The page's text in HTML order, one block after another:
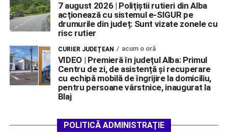
7 august 2026 | Polițiștii rutieri din Alba
acționează cu sistemul e-SIGUR pe
drumurile din județ: Sunt vizate zonele cu
risc rutier
CURIER JUDEȚEAN acum o oră
VIDEO | Premieră în județul Alba: Primul
Centru de zi, de asistență și recuperare
cu echipă mobilă de îngrijire la domiciliu,
pentru persoane vârstnice, inaugurat la
Blaj
POLITICĂ ADMINISTRAȚIE